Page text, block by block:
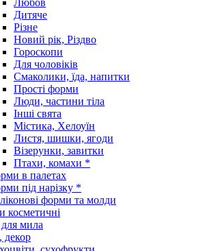
Дитяче
Різне
Новий рік, Різдво
Гороскопи
Для чоловіків
Смаколики, їда, напитки
Прості форми
Люди, частини тіла
Інші свята
Містика, Хелоуїн
Листя, шишки, ягоди
Візерунки, завитки
Птахи, комахи *
в палетах
під нарізку *
форми та молди
косметичні
мила
декор